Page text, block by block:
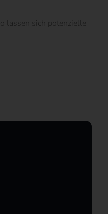
lassen sich potenzielle